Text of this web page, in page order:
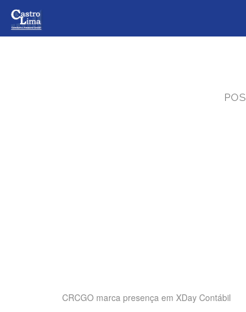
CRCGO marca presença em XDay Contábil